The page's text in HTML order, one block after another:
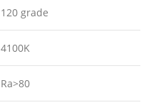
120 grade
4100K
Ra>80